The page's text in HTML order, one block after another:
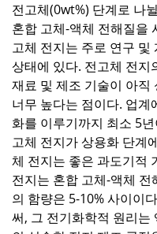
전고체(0wt%) 단계로 나
혼합 고체-액체 전해질을
고체 전지는 주로 연구 및
상태에 있다. 전고체 전지
재료 및 제조 기술이 아직
너무 높다는 점이다. 업계
화를 이루기까지 최소 5
고체 전지가 상용화 단계
체 전지는 좋은 과도기적
전지는 혼합 고체-액체
의 함량은 5-10% 사이이
써, 그 전기화학적 원리는